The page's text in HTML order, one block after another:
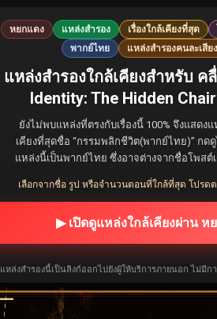
หยกแดง แหล่งสำรอง เรื่องใกล้เคียงที่สุด
พากย์ไทย
แหล่งสำรองคนละเสีย
แหล่งสำรองใกล้เคียงสำหรับ
Identity: The Hidden
ยังไม่พบแหล่งที่ตรงกับเรื่องนี้ 100% จึงแสดง
เคียงที่สุดชื่อ “กรรมพลิกชีวิต(พากย์ไทย)” กด
แหล่งนี้เป็นพากย์ไทย ซึ่งอาจต่างจากชื่อโพสต์
เลือกจากชื่อ รูป หรือจำนวนตอนที่ใกล้ที่สุด โปรด
▶ เปิดดูแหล่งใกล้เคียงผ่าน ห
แหล่งสำรองนี้เป็นลิงก์ออกไปยังผู้ให้บริการภายนอก ไม่มีก